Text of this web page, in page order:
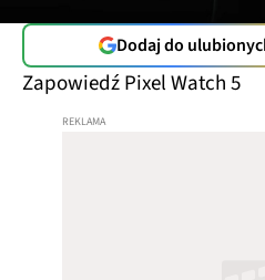
Dodaj do
Zapowiedź Pixel Watch 5